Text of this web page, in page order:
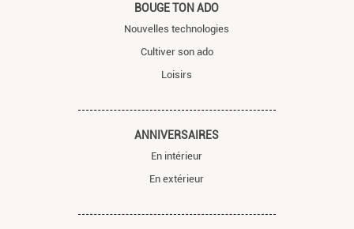
BOUGE TON ADO
Nouvelles technologies
Cultiver son ado
Loisirs
ANNIVERSAIRES
En intérieur
En extérieur